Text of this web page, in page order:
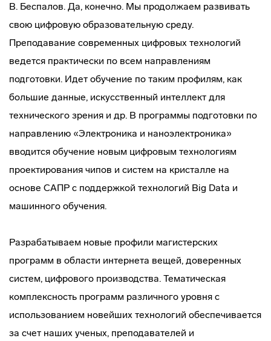
В. Беспалов. Да, конечно. Мы продолжаем развивать
свою цифровую образовательную среду.
Преподавание современных цифровых технологий
ведется практически по всем направлениям
подготовки. Идет обучение по таким профилям, как
большие данные, искусственный интеллект для
технического зрения и др. В программы подготовки по
направлению «Электроника и наноэлектроника»
вводится обучение новым цифровым технологиям
проектирования чипов и систем на кристалле на
основе САПР с поддержкой технологий Big Data и
машинного обучения.
Разрабатываем новые профили магистерских
программ в области интернета вещей, доверенных
систем, цифрового производства. Тематическая
комплексность программ различного уровня с
использованием новейших технологий обеспечивается
за счет наших ученых, преподавателей и